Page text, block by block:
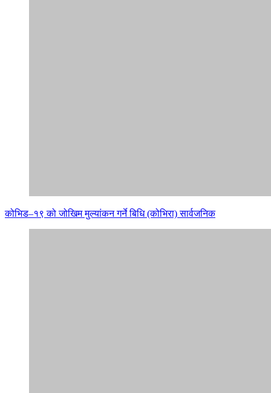
कोभिड–१९ को जोखिम मुल्यांकन गर्ने बिधि (कोभिरा) सार्वजनिक